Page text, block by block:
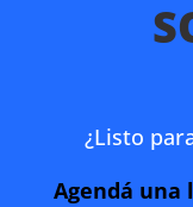
¿Listo
Agendá